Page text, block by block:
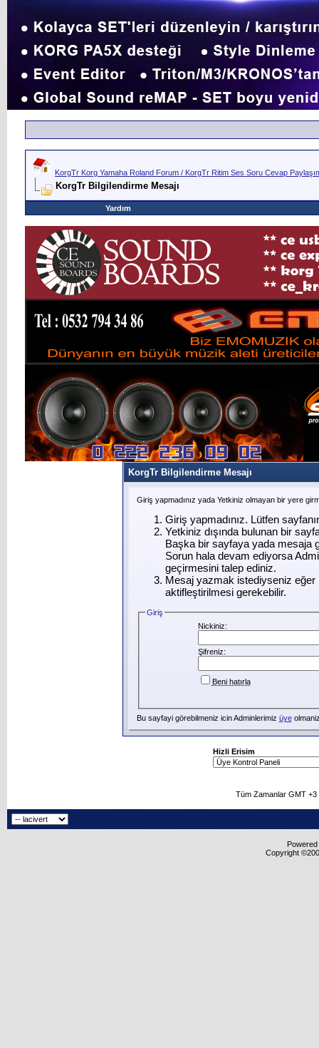
KorgTr Korg Yamaha Roland Forum / KorgTr Ritim Ses Soru Cevap
KorgTr Bilgilendirme Mesajı
Yardım
KorgTr Bilgilendirme Mesajı
Giriş yapmadınız yada Yetkiniz olmayan bir yere
Giriş yapmadınız. Lütfen
Yetkiniz dışında bulunan bir
Başka bir sayfaya yada mesaja
Sorun hala devam ediyorsa
geçirmesini talep ediniz.
Mesaj yazmak istediyseniz eğer
aktifleştirilmesi gerekebilir.
Giriş
Nickiniz:
Şifreniz:
Beni hatırla
Bu sayfayi görebilmeniz icin Adminlerimiz üye
Hizli Erisim
Tüm Zamanlar GMT
Copyright